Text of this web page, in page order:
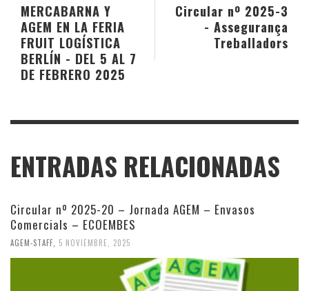
Circular nº 2025-3
- Assegurança
Treballadors
MERCABARNA Y
AGEM EN LA FERIA
FRUIT LOGÍSTICA
BERLÍN - DEL 5 AL 7
DE FEBRERO 2025
ENTRADAS RELACIONADAS
Circular nº 2025-20 – Jornada AGEM – Envasos
Comercials – ECOEMBES
AGEM-STAFF 5 NOVIEMBRE, 2025